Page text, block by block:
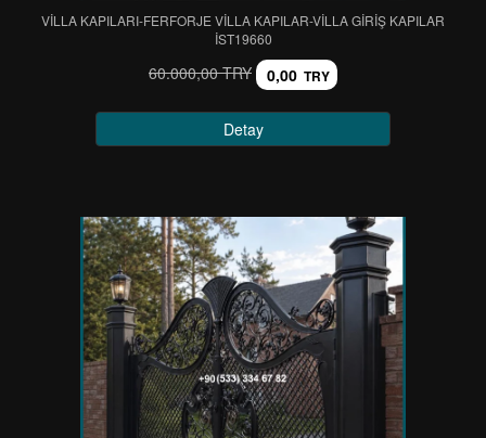
VİLLA KAPILARI-FERFORJE VİLLA KAPILAR-VİLLA GİRİŞ KAPILAR
IST19660
60.000,00 TRY 0,00 TRY
Detay